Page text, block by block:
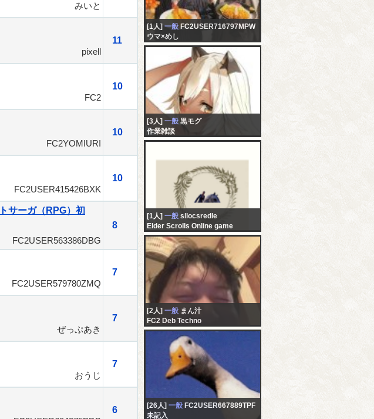
みいと
11
pixell
10
FC2
10
FC2YOMIURI
10
FC2USER415426BXK
サーガ（RPG）初
8
FC2USER563386DBG
7
FC2USER579780ZMQ
7
ぜっぷあき
7
おうじ
6
[1人] 一般 FC2USER716797MPW
ウマ×めし
[3人] 一般 黒モグ
作業雑談
[1人] 一般 sllocsredle
Elder Scrolls Online game
[2人] 一般 まん汁
FC2 Deb Techno
[26人] 一般 FC2USER667889TPF
未記入